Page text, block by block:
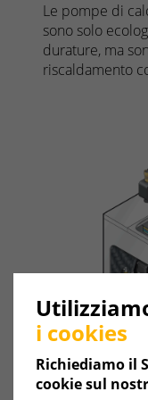
Le pompe di
sono solo
durature, ma
riscaldamento
i cookies
Richiediamo il
cookie sul